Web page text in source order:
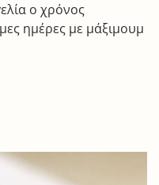
ο χρόνος
ημέρες με μάξιμουμ